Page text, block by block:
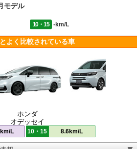
モデル
10・15 -km/L
よく比較されている車
ホンダ
オデッセイ
L 10・15 8.6km/L